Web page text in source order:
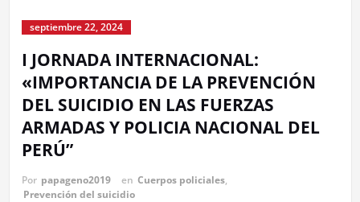
septiembre 22, 2024
I JORNADA INTERNACIONAL:
«IMPORTANCIA DE LA PREVENCIÓN
DEL SUICIDIO EN LAS FUERZAS
ARMADAS Y POLICIA NACIONAL DEL
PERÚ”
Por papageno2019 en Cuerpos policiales,
Prevención del suicidio